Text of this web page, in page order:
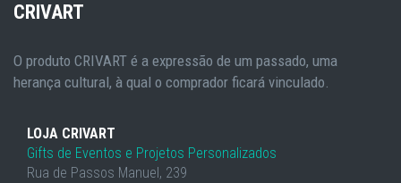
CRIVART
O produto CRIVART é a expressão de um passado, uma
herança cultural, à qual o comprador ficará vinculado.
LOJA CRIVART
Gifts de Eventos e Projetos Personalizados
Rua de Passos Manuel, 239